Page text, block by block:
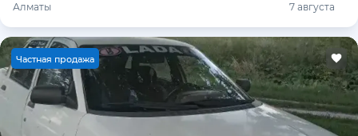
Алматы 7 августа
Частная продажа